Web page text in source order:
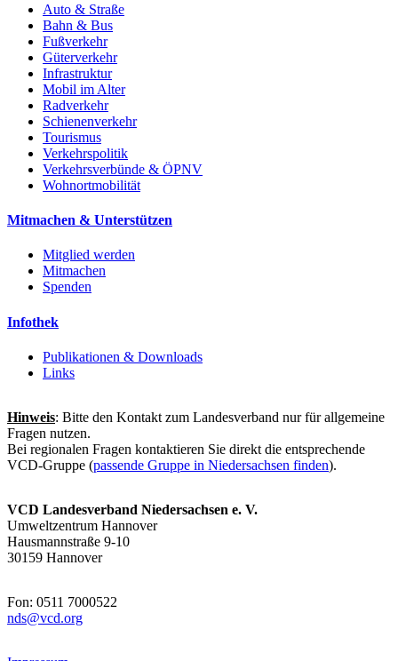
Auto & Straße
Bahn & Bus
Fußverkehr
Güterverkehr
Infrastruktur
Mobil im Alter
Radverkehr
Schienenverkehr
Tourismus
Verkehrspolitik
Verkehrsverbünde & ÖPNV
Wohnortmobilität
Mitmachen & Unterstützen
Mitglied werden
Mitmachen
Spenden
Infothek
Publikationen & Downloads
Links
Hinweis: Bitte den Kontakt zum Landesverband nur für allgemeine
Fragen nutzen.
Bei regionalen Fragen kontaktieren Sie direkt die entsprechende
VCD-Gruppe (passende Gruppe in Niedersachsen finden).
VCD Landesverband Niedersachsen e. V.
Umweltzentrum Hannover
Hausmannstraße 9-10
30159 Hannover
Fon: 0511 7000522
nds@vcd.org